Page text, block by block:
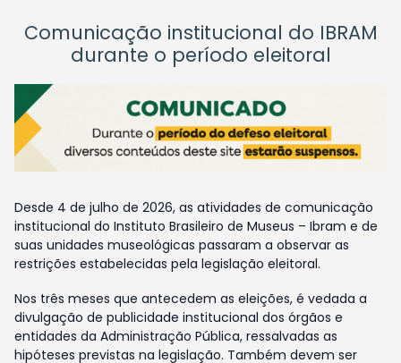
Comunicação institucional do IBRAM
durante o período eleitoral
Desde 4 de julho de 2026, as atividades de comunicação
institucional do Instituto Brasileiro de Museus – Ibram e de
suas unidades museológicas passaram a observar as
restrições estabelecidas pela legislação eleitoral.
Nos três meses que antecedem as eleições, é vedada a
divulgação de publicidade institucional dos órgãos e
entidades da Administração Pública, ressalvadas as
hipóteses previstas na legislação. Também devem ser